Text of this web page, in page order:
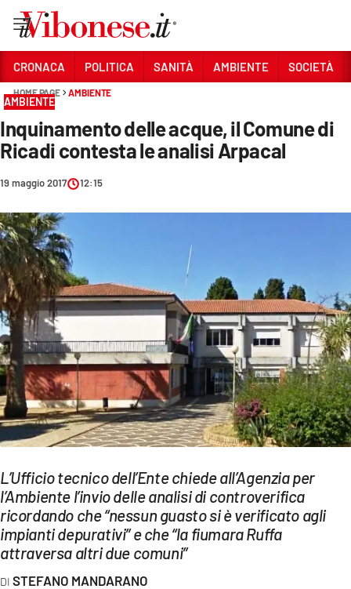
Sezioni
CRONACA
POLITICA
SANITÀ
AMBIENTE
SOCIETÀ
CULTURA
ECONOMIA E LAVORO
EVENTI
SPORT
Streaming
LAC NETWORK
LAC ONAIR
LaC
CRONACA POLITICA SANITÀ AMBIENTE SOCIETÀ
HOME PAGE AMBIENTE
AMBIENTE
Inquinamento delle acque, il Comune di
Ricadi contesta le analisi Arpacal
19 maggio 2017 12:15
L’Ufficio tecnico dell’Ente chiede all’Agenzia per
l’Ambiente l’invio delle analisi di controverifica
ricordando che “nessun guasto si è verificato agli
impianti depurativi” e che “la fiumara Ruffa
attraversa altri due comuni”
STEFANO MANDARANO